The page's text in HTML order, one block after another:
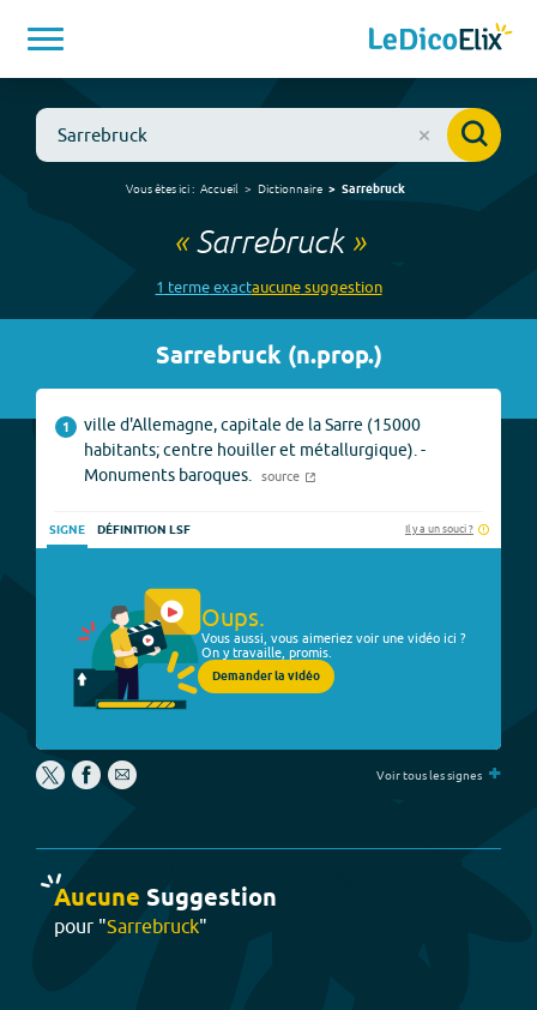
Vous êtes ici : Accueil Dictionnaire Sarrebruck
«Sarrebruck»
1 termeexactaucunesuggestion
Sarrebruck(n.prop.)
1
ville d'Allemagne, capitale de la Sarre (15000
habitants; centre houiller et métallurgique). -
Monuments baroques.
source
SIGNE DÉFINITION LSF Il y a un souci ?
Oups.
Vous aussi, vous aimeriez voir une vidéo ici ?
On y travaille, promis.
Demander la vidéo
Voir tous les signes +
Aucune Suggestion
pour "Sarrebruck"